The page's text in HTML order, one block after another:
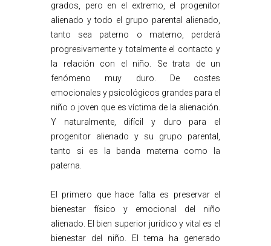
grados, pero en el extremo, el progenitor
alienado y todo el grupo parental alienado,
tanto sea paterno o materno, perderá
progresivamente y totalmente el contacto y
la relación con el niño. Se trata de un
fenómeno muy duro. De costes
emocionales y psicológicos grandes para el
niño o joven que es víctima de la alienación.
Y naturalmente, difícil y duro para el
progenitor alienado y su grupo parental,
tanto si es la banda materna como la
paterna.
El primero que hace falta es preservar el
bienestar físico y emocional del niño
alienado. El bien superior jurídico y vital es el
bienestar del niño. El tema ha generado